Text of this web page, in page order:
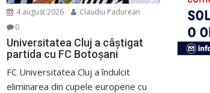
4 august 2026
Claudiu Padurean
0
Universitatea Cluj a câștigat
partida cu FC Botoșani
FC Universitatea Cluj a îndulcit
eliminarea din cupele europene cu